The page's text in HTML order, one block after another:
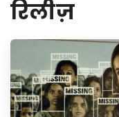
रिलीज़